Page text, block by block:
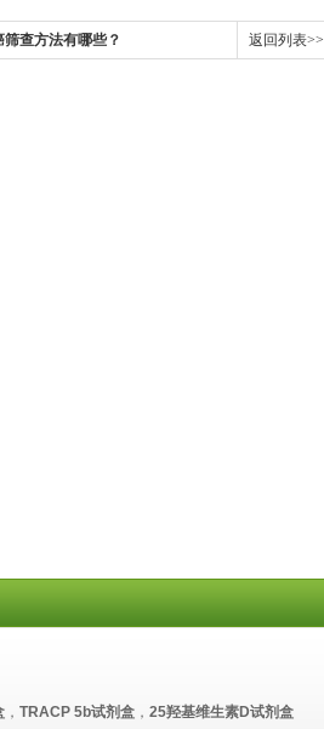
查方法有哪些？ 返回列表>>
， TRACP 5b试剂盒 ， 25羟基维生素D试剂盒